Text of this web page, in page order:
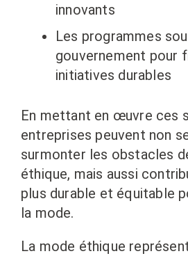
innovants
Les programmes
gouvernement pour
initiatives durables
En mettant en œuvre ces
entreprises peuvent non
surmonter les obstacles
éthique, mais aussi
plus durable et équitable
la mode.
La mode éthique